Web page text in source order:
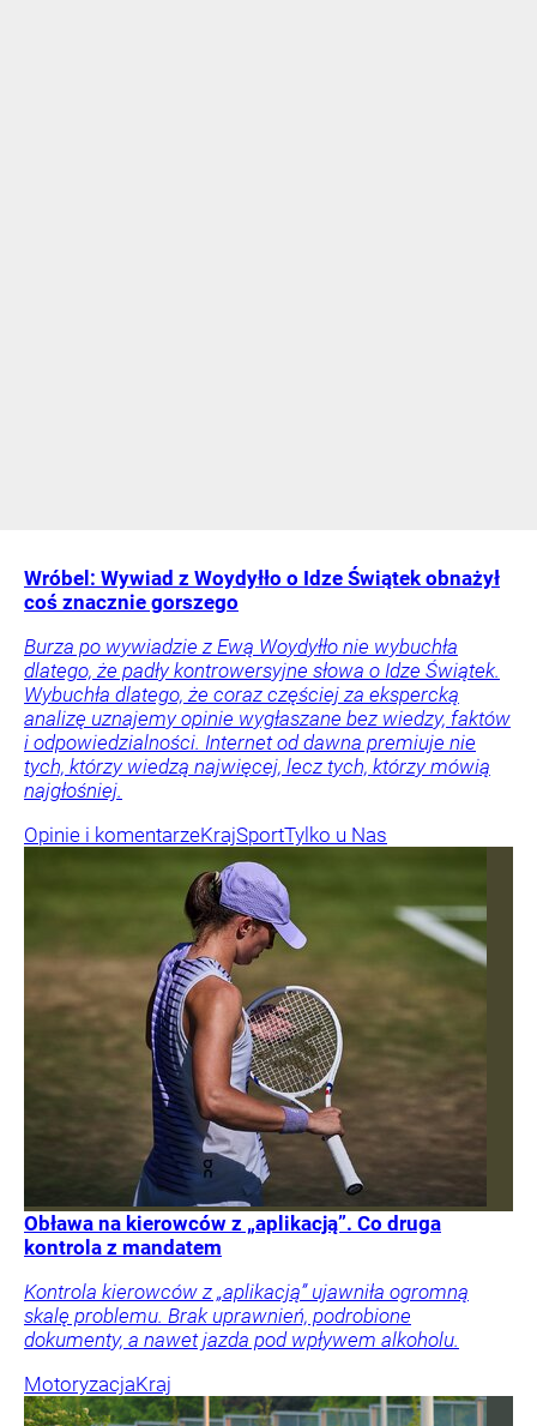
Wróbel: Wywiad z Woydyłło o Idze Świątek obnażył
coś znacznie gorszego
Burza po wywiadzie z Ewą Woydyłło nie wybuchła
dlatego, że padły kontrowersyjne słowa o Idze Świątek.
Wybuchła dlatego, że coraz częściej za ekspercką
analizę uznajemy opinie wygłaszane bez wiedzy, faktów
i odpowiedzialności. Internet od dawna premiuje nie
tych, którzy wiedzą najwięcej, lecz tych, którzy mówią
najgłośniej.
Opinie i komentarzeKrajSportTylko u Nas
Obława na kierowców z „aplikacją”. Co druga
kontrola z mandatem
Kontrola kierowców z „aplikacją” ujawniła ogromną
skalę problemu. Brak uprawnień, podrobione
dokumenty, a nawet jazda pod wpływem alkoholu.
MotoryzacjaKraj